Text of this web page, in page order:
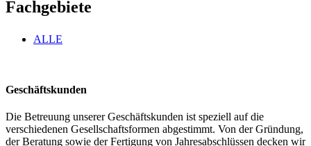
Fachgebiete
ALLE
Geschäftskunden
Die Betreuung unserer Geschäftskunden ist speziell auf die
verschiedenen Gesellschaftsformen abgestimmt. Von der Gründung,
der Beratung sowie der Fertigung von Jahresabschlüssen decken wir